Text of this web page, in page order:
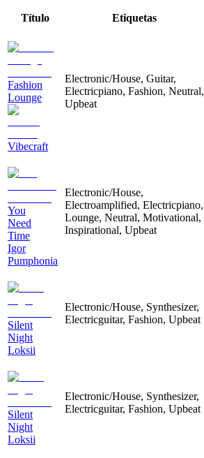
Título Etiquetas
Fashion
Lounge
Vibecraft
Electronic/House, Guitar,
Electricpiano, Fashion, Neutral,
Upbeat
You
Need
Time
Igor
Pumphonia
Electronic/House,
Electroamplified, Electricpiano,
Lounge, Neutral, Motivational,
Inspirational, Upbeat
Silent
Night
Loksii
Electronic/House, Synthesizer,
Electricguitar, Fashion, Upbeat
Silent
Night
Loksii
Electronic/House, Synthesizer,
Electricguitar, Fashion, Upbeat